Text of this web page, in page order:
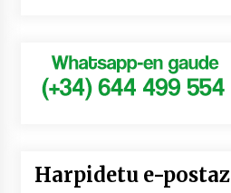
Harpidetu e-postaz